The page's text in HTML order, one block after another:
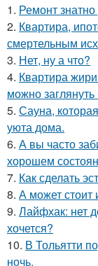
1. Ремонт знатно
2. Квартира,
смертельным
3. Нет, ну а что?
4. Квартира
можно заглянуть
5. Сауна,
уюта дома.
6. А вы часто
хорошем
7. Как сделать
8. А может стоит
9. Лайфхак: нет
хочется?
10. В Тольятти
ночь.